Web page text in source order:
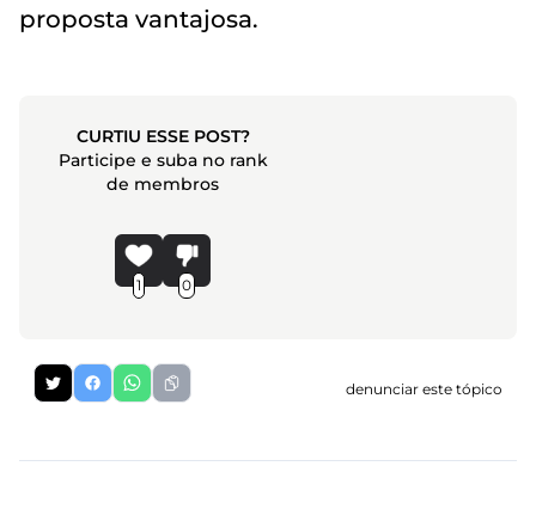
proposta vantajosa.
CURTIU ESSE POST?
Participe e suba no rank
de membros
1 0
denunciar este tópico